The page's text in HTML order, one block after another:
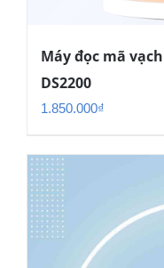
Máy đọc mã
DS2200
1.850.000₫